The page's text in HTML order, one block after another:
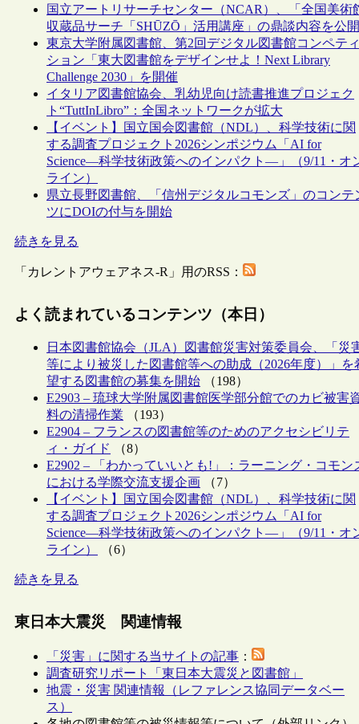
国立アートリサーチセンター（NCAR）、「全国美術
収蔵品サーチ「SHŪZŌ」活用講座」の鼎談内容を公開
東京大学附属図書館、第2回デジタル図書館コンペティ
ション「東大図書館をデザインせよ！Next Library
Challenge 2030」を開催
イタリア図書館協会、乳幼児向け読書推進プロジェク
ト“TuttInLibro”：全国ネットワークが拡大
【イベント】国立国会図書館（NDL）、科学技術に関
する調査プロジェクト2026シンポジウム「AI for
Science―科学技術政策へのインパクト―」（9/11・オ
ライン）
県立長野図書館、「信州デジタルコモンズ」のコンテ
ツにDOIの付与を開始
続きを見る
「カレントアウェアネス-R」用のRSS：
よく読まれているコンテンツ（本日）
日本図書館協会（JLA）図書館災害対策委員会、「災
等により被災した図書館等への助成（2026年度）」を
望する図書館の募集を開始 （198）
E2903 – 琉球大学附属図書館医学部分館でのカビ被害
料の清掃作業 （193）
E2904 – フランスの図書館等のためのアクセシビリテ
ィ・ガイド
（8）
E2902 – 「わかっていいとも!」：ラーニング・コモン
における学際交流支援企画 （7）
【イベント】国立国会図書館（NDL）、科学技術に関
する調査プロジェクト2026シンポジウム「AI for
Science―科学技術政策へのインパクト―」（9/11・オ
ライン）
（6）
続きを見る
東日本大震災 関連情報
「災害」に関する当サイトの記事 ：
調査研究リポート「東日本大震災と図書館」
地震・災害 関連情報（レファレンス協同データベー
ス）